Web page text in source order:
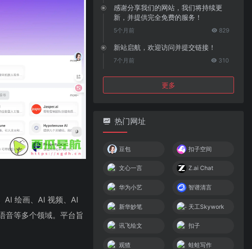
AI 绘画、AI 视频、AI
音等多个领域。平台旨
感谢分享我们的网站，我们将持续更
新，并提供完全免费的服务！
5个月前 829
新站启航，欢迎访问并提交链接！
7个月前 310
更多
热门网址
豆包 扣子空间
文心一言 Z.ai Chat
华为小艺 智谱清言
新华妙笔 天工Skywork
讯飞绘文 扣子
观猹 蛙蛙写作